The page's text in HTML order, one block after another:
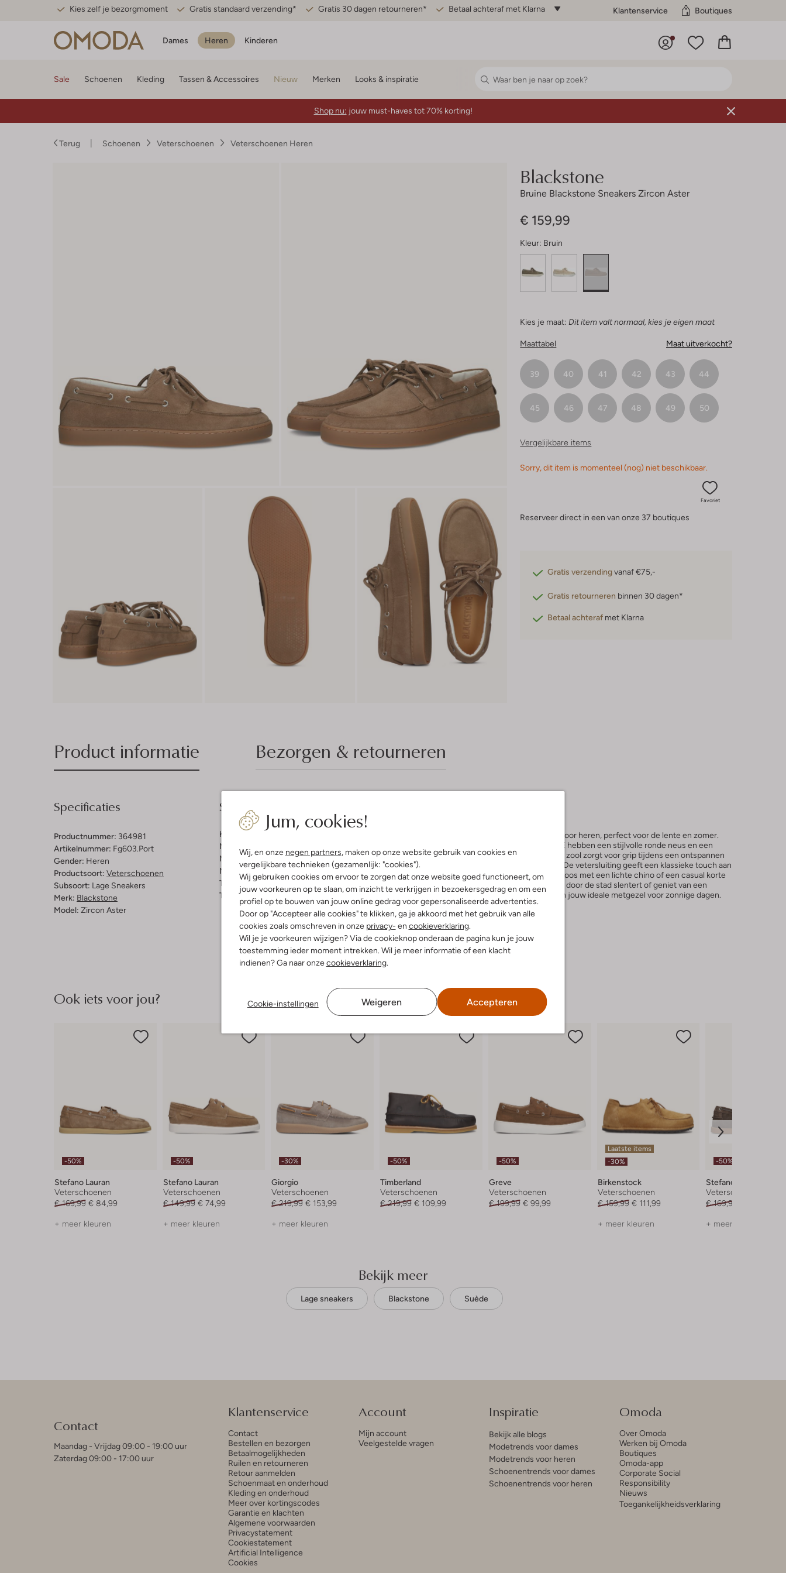
Kies zelf je bezorgmoment Gratis standaard verzending* Gratis 30 dagen retourneren* Betaal achteraf met Klarna Klantenservice Boutiques
Dames Heren Kinderen
Jum, cookies!
Wij, en onze negen partners, maken op onze website gebruik van cookies en
vergelijkbare technieken (gezamenlijk: "cookies").
Wij gebruiken cookies om ervoor te zorgen dat onze website goed functioneert, om
jouw voorkeuren op te slaan, om inzicht te verkrijgen in bezoekersgedrag en om een
profiel op te bouwen van jouw online gedrag voor gepersonaliseerde advertenties.
Door op "Accepteer alle cookies" te klikken, ga je akkoord met het gebruik van alle
cookies zoals omschreven in onze privacy- en cookieverklaring.
Wil je je voorkeuren wijzigen? Via de cookieknop onderaan de pagina kun je jouw
toestemming ieder moment intrekken. Wil je meer informatie of een klacht
indienen? Ga naar onzecookieverklaring.
Cookie-instellingen Weigeren Accepteren
Sale Schoenen Kleding Tassen & Accessoires Nieuw Merken Looks & inspiratie
Shop nu: jouw must-haves tot 70% korting!
Terug Schoenen Veterschoenen Veterschoenen Heren
Blackstone
Bruine Blackstone Sneakers Zircon Aster
€ 159,99
Kleur: Bruin
Kies je maat: Dit item valt normaal, kies je eigen maat
Maattabel Maat uitverkocht?
39 40 41 42 43 44
45 46 47 48 49 50
Vergelijkbare items
Sorry, dit item is momenteel (nog) niet beschikbaar.
Favoriet
Reserveer direct in een van onze 37 boutiques
Gratis verzendingvanaf €75,-
Gratis retourneren binnen 30 dagen*
Betaal achteraf met Klarna
Product informatie Bezorgen & retourneren
Specificaties
Productnummer: 364981
Artikelnummer: Fg603.port
Gender: Heren
Productsoort: Veterschoenen
Subsoort: Lage Sneakers
Merk: Blackstone
Model: Zircon Aster
Samenstelling & Pasvorm
Kleur:
Materiaal buitenkant:
Materiaal binnenkant: Leer, Textiel
Materiaal zool:
Rubber
Type sluiting:
Veter
Type neus:
Ronde Neus
Ontdek de ZIRCON ASTER veterschoenen voor heren, perfect voor de lente en zomer.
Deze lage veterschoenen van BLACKSTONE hebben een stijlvolle ronde neus en een
comfortabele leren binnenkant. De rubberen zool zorgt voor grip tijdens een ontspannen
stadswandeling of een middagje in het park. De vetersluiting geeft een klassieke touch aan
deze bruine sneakers. Combineer ze moeiteloos met een lichte chino of een casual korte
broek voor een frisse, zomerse look. Of je nu door de stad slentert of geniet van een
picknick in het park, deze veterschoenen zijn jouw ideale metgezel voor zonnige dagen.
Ook iets voor jou?
-50%
Stefano Lauran
Veterschoenen
€ 169,99 € 84,99
+ meer kleuren
-50%
Stefano Lauran
Veterschoenen
€ 149,99 € 74,99
+ meer kleuren
-30%
Giorgio
Veterschoenen
€ 219,99 € 153,99
+ meer kleuren
-50%
Timberland
Veterschoenen
€ 219,99 € 109,99
-50%
Greve
Veterschoenen
€ 199,99 € 99,99
Laatste items
-30%
Birkenstock
Veterschoenen
€ 159,99 € 111,99
+ meer kleuren
-50%
Stefano Lauran
Veterschoenen
€ 169,99
+ meer kleuren
Bekijk meer
Lage sneakers Blackstone Suède
Contact
Maandag - Vrijdag 09:00 - 19:00 uur
Zaterdag 09:00 - 17:00 uur
Klantenservice
Contact
Bestellen en bezorgen
Betaalmogelijkheden
Ruilen en retourneren
Retour aanmelden
Schoenmaat en onderhoud
Kleding en onderhoud
Meer over kortingscodes
Garantie en klachten
Algemene voorwaarden
Privacystatement
Cookiestatement
Artificial Intelligence
Cookies
Account
Mijn account
Veelgestelde vragen
Inspiratie
Bekijk alle blogs
Modetrends voor dames
Modetrends voor heren
Schoenentrends voor dames
Schoenentrends voor heren
Omoda
Over Omoda
Werken bij Omoda
Boutiques
Omoda-app
Corporate Social
Responsibility
Nieuws
Toegankelijkheidsverklaring